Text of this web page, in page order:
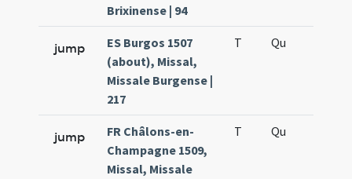
Brixinense | 94
jump
ES Burgos 1507
(about), Missal,
Missale Burgense |
217
T Qu
jump
FR Châlons-en-
Champagne 1509,
Missal, Missale
T Qu